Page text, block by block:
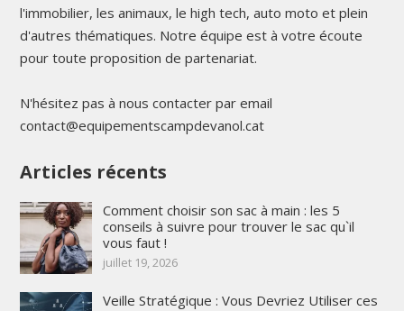
l'immobilier, les animaux, le high tech, auto moto et plein
d'autres thématiques. Notre équipe est à votre écoute
pour toute proposition de partenariat.
N'hésitez pas à nous contacter par email
contact@equipementscampdevanol.cat
Articles récents
Comment choisir son sac à main : les 5
conseils à suivre pour trouver le sac qu`il
vous faut !
juillet 19, 2026
Veille Stratégique : Vous Devriez Utiliser ces